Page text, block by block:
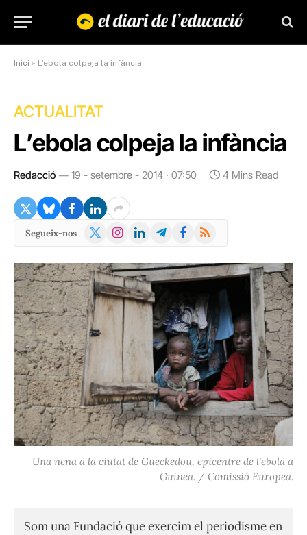
Inici » L’ebola colpeja la infància
ACTUALITAT
L’ebola colpeja la infància
Redacció 19 - setembre - 2014 · 07:50 4 Mins Read
Segueix-nos
X
Instagram
LinkedInTelegramFacebook
RSS
Una nena a la ciutat de Gueckedou, epicentre de l'ebola a
Guinea. / Comissió Europea.
Som una Fundació que exercim el periodisme en